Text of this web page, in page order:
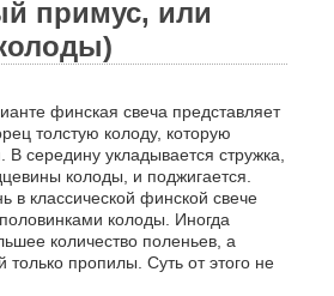
примус, или
финская свеча представляет
толстую колоду, которую
середину укладывается стружка,
колоды, и поджигается.
в классической финской свече
колоды. Иногда
количество поленьев, а
только пропилы. Суть от этого не